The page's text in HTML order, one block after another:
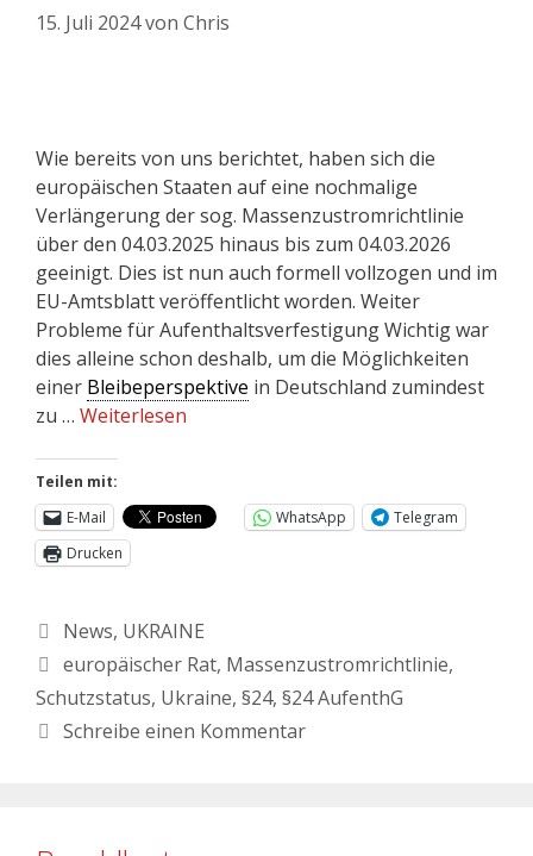
15. Juli 2024von Chris
Wie bereits von uns berichtet, haben sich die
europäischen Staaten auf eine nochmalige
Verlängerung der sog. Massenzustromrichtlinie
über den 04.03.2025 hinaus bis zum 04.03.2026
geeinigt. Dies ist nun auch formell vollzogen und im
EU-Amtsblatt veröffentlicht worden. Weiter
Probleme für Aufenthaltsverfestigung Wichtig war
dies alleine schon deshalb, um die Möglichkeiten
einer Bleibeperspektive in Deutschland zumindest
zu … Weiterlesen
Teilen mit:
E-Mail
WhatsApp
Telegram
Drucken
News, UKRAINE
europäischer Rat, Massenzustromrichtlinie,
Schutzstatus, Ukraine, §24, §24 AufenthG
Schreibe einen Kommentar